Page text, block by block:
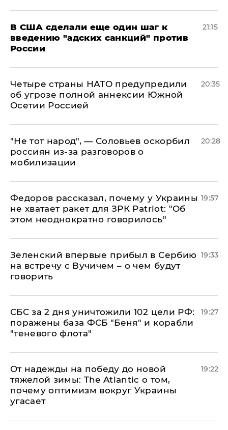
В США сделали еще один шаг к
введению "адских санкций" против
России
21:15
Четыре страны НАТО предупредили
об угрозе полной аннексии Южной
Осетии Россией
20:35
​"Не тот народ", — Соловьев оскорбил
россиян из-за разговоров о
мобилизации
20:28
Федоров рассказал, почему у Украины
не хватает ракет для ЗРК Patriot: "Об
этом неоднократно говорилось"
19:57
Зеленский впервые прибыл в Сербию
на встречу с Вучичем – о чем будут
говорить
19:33
СБС за 2 дня уничтожили 102 цели РФ:
поражены база ФСБ "Беня" и корабли
"теневого флота"
19:27
От надежды на победу до новой
тяжелой зимы: The Atlantic о том,
почему оптимизм вокруг Украины
угасает
19:22